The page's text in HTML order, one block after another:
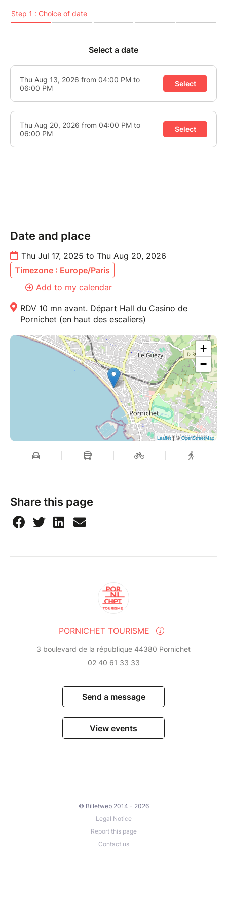
de fonctionnement, une expérience originale pour les
Date and place
Thu Jul 17, 2025 to Thu Aug 20, 2026
Timezone : Europe/Paris
Add to my calendar
RDV 10 mn avant. Départ Hall du Casino de
Pornichet (en haut des escaliers)
+
−
Leaflet| ©OpenStreetMap
Share this page
PORNICHET TOURISME
3 boulevard de la république 44380 Pornichet
02 40 61 33 33
Send a message
View events
© Billetweb 2014 - 2026
Legal Notice
Report this page
Contact us